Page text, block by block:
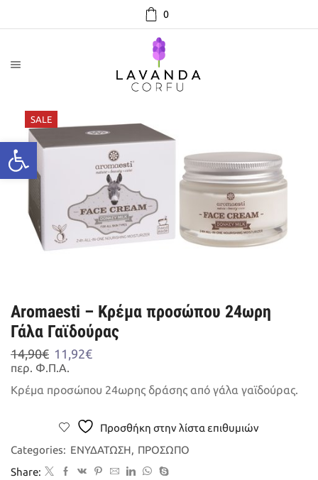
0
SALE
Aromaesti – Κρέμα προσώπου 24ωρη
Γάλα Γαϊδούρας
14,90€ Original
price
14,90€.
11,92€Η
τιμή
είναι:
περ. Φ.Π.Α.
Κρέμα προσώπου 24ωρης δράσης από γάλα γαϊδούρας.
Προσθήκη στην λίστα επιθυμιών
Categories: ΕΝΥΔΑΤΩΣΗ, ΠΡΟΣΩΠΟ
Share: